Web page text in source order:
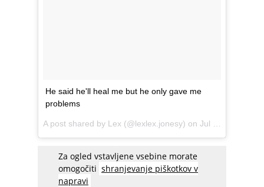
He said he'll heal me but he only gave me
problems
A post shared by Lex (@lexlex.jonesy) on Jul 13, 2017 at 3:34pm PDT
Za ogled vstavljene vsebine morate
omogočiti shranjevanje piškotkov v
napravi